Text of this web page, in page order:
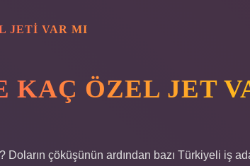
JETI VAR MI
KAÇ ÖZEL JET
çöküşünün ardından bazı Türkiyeli iş